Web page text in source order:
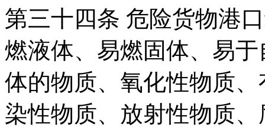
第三十四条 危险货物港
燃液体、易燃固体、易
体的物质、氧化性物质
染性物质、放射性物质